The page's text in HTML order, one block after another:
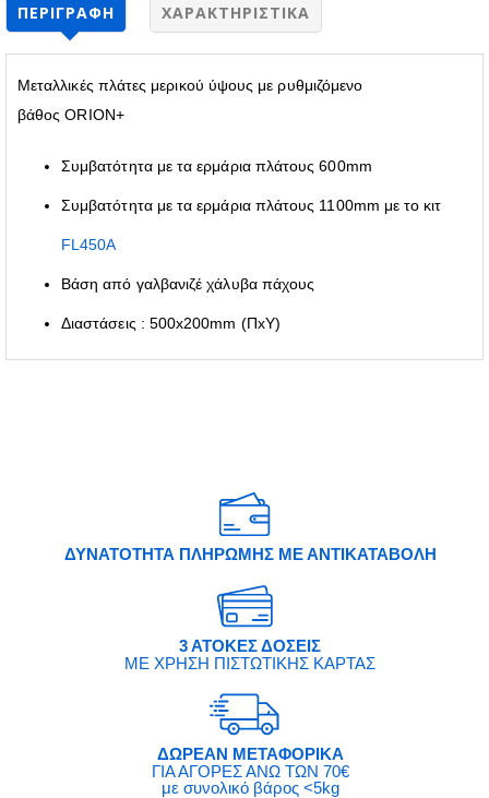
ΠΕΡΙΓΡΑΦΉ ΧΑΡΑΚΤΗΡΙΣΤΙΚΆ
Μεταλλικές πλάτες μερικού ύψους με ρυθμιζόμενο
βάθος ORION+
Συμβατότητα με τα ερμάρια πλάτους 600mm
Συμβατότητα με τα ερμάρια πλάτους 1100mm με το κιτ
FL450Α
Βάση από γαλβανιζέ χάλυβα πάχους
Διαστάσεις : 500x200mm (ΠxΥ)
ΔΥΝΑΤΟΤΗΤΑ ΠΛΗΡΩΜΗΣ ΜΕ ΑΝΤΙΚΑΤΑΒΟΛΗ
3 ΑΤΟΚΕΣ ΔΟΣΕΙΣ
ΜΕ ΧΡΗΣΗ ΠΙΣΤΩΤΙΚΗΣ ΚΑΡΤΑΣ
ΔΩΡΕΑΝ ΜΕΤΑΦΟΡΙΚΑ
ΓΙΑ ΑΓΟΡΕΣ ΑΝΩ ΤΩΝ 70€
με συνολικό βάρος <5kg